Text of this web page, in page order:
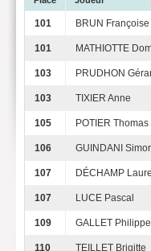
101 BRUN Françoise
101 MATHIOTTE
103 PRUDHON
103 TIXIER Anne
105 POTIER Thomas
106 GUINDANI
107 DÉCHAMP
107 LUCE Pascal
109 GALLET Philippe
110 TEILLET Brigitte